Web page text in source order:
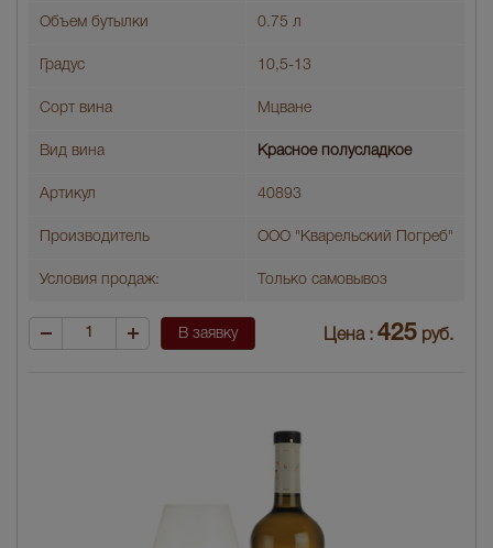
Объем бутылки 0.75 л
Градус 10,5-13
Сорт вина Мцване
Вид вина Красное полусладкое
Артикул 40893
Производитель ООО "Кварельский Погреб"
Условия продаж: Только самовывоз
В заявку Цена : 425 руб.